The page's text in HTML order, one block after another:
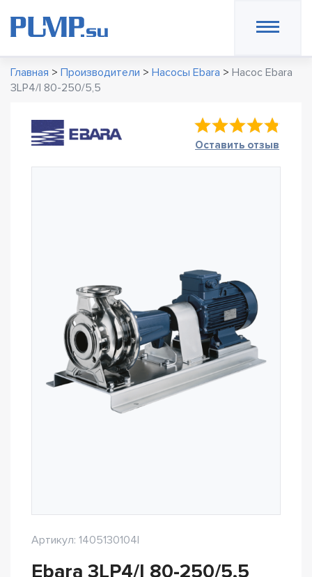
Главная > Производители > Насосы Ebara > Насос Ebara
3LP4/I 80-250/5,5
Оставить отзыв
Артикул: 1405130104I
Ebara 3LP4/I 80-250/5,5